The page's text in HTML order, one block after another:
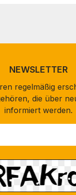
NEWSLETTER
regelmäßig
die über
informiert werden.